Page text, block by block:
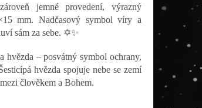
jemné provedení, výrazný
mm. Nadčasový symbol víry a
sám za sebe. ✡️✨
hvězda – posvátný symbol ochrany,
hvězda spojuje nebe se zemí
člověkem a Bohem.